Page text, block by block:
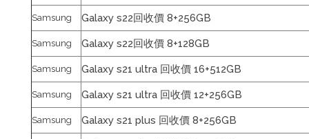
Samsung Galaxy s22回收價 8+256GB
Samsung Galaxy s22回收價 8+128GB
Samsung Galaxy s21 ultra 回收價 16+512GB
Samsung Galaxy s21 ultra 回收價 12+256GB
Samsung Galaxy s21 plus 回收價 8+256GB